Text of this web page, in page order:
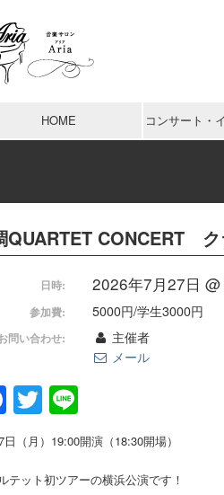
HOME コンサート・
QUARTET CONCERT
日時: 2026年7月27日
参加費: 5000円/学生3000円
問い合わせ:
主催者
メール
Facebook
Twitter
日（月）19:00開演（18:30開場）
テット初ツアーの横浜公演です！